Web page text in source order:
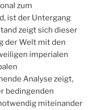
zum
ist der Untergang
zeigt sich dieser
der Welt mit den
imperialen
Analyse zeigt,
bedingenden
miteinander